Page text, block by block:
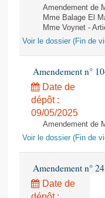
Amendement de
Mme Balage El
Mme Voynet -
Voir le dossier (Fin de
Amendement n°
Date de
dépôt :
09/05/2025
Amendement de
Voir le dossier (Fin de
Amendement n°
Date de